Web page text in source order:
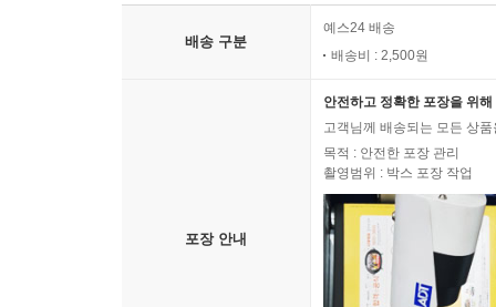
배송 구분
예스24 배송
배송비 : 2,500원
포장 안내
안전하고 정확한 포장을 위
고객님께 배송되는 모든 상
목적 : 안전한 포장 관리
촬영범위 : 박스 포장 작업